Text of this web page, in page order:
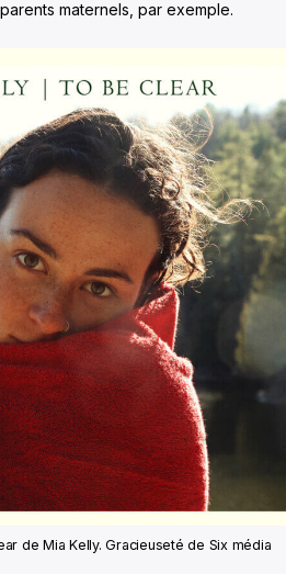
maternels, par exemple.
de Mia Kelly. Gracieuseté de Six média